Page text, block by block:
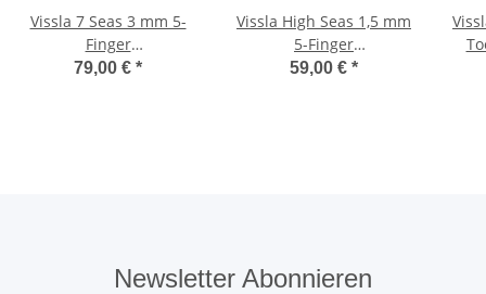
Vissla 7 Seas 3 mm 5-
Finger
Neoprenhandschuhe
79,00 € *
Vissla High Seas 1,5 mm
5-Finger
Neoprenhandschuhe
59,00 € *
Newsletter Abonnieren